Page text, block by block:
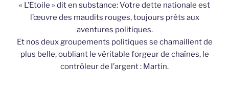
« L’Etoile » dit en substance: Votre dette nationale est
l’œuvre des maudits rouges, toujours prêts aux
aventures politiques.
Et nos deux groupements politiques se chamaillent de
plus belle, oubliant le véritable forgeur de chaînes, le
contrôleur de l’argent : Martin.